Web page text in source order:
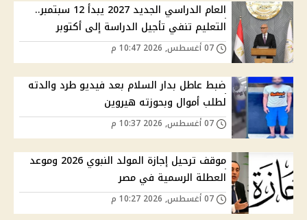
العام الدراسي الجديد 2027 يبدأ 12 سبتمبر..
التعليم تنفي تأجيل الدراسة إلى أكتوبر
ضبط عاطل بدار السلام بعد فيديو طرد والدته
لطلب أموال وبحوزته هيروين
موقف ترحيل إجازة المولد النبوي 2026 وموعد
العطلة الرسمية في مصر